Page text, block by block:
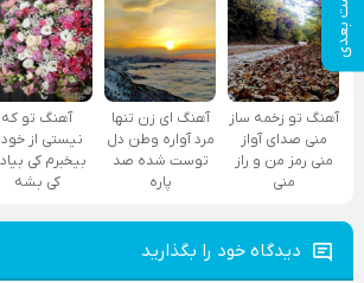
پست بعدی
آهنگ تو زخمه ساز
منی صدای آواز
منی رمز من و راز
منی
آهنگ ای زن تنها
مرد آواره وطن دل
توست شده صد
پاره
آهنگ تو که
نیستی از
بیخبرم کی
کی بشه
دیدگاه خود را بگذارید